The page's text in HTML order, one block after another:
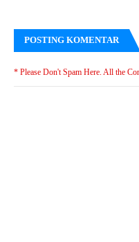
POSTING KOMENTAR
* Please Don't Spam Here. All the